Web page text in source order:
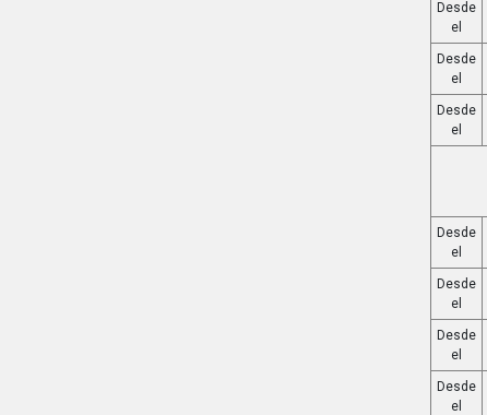
Desde
el
Desde
el
Desde
el
Desde
el
Desde
el
Desde
el
Desde
el